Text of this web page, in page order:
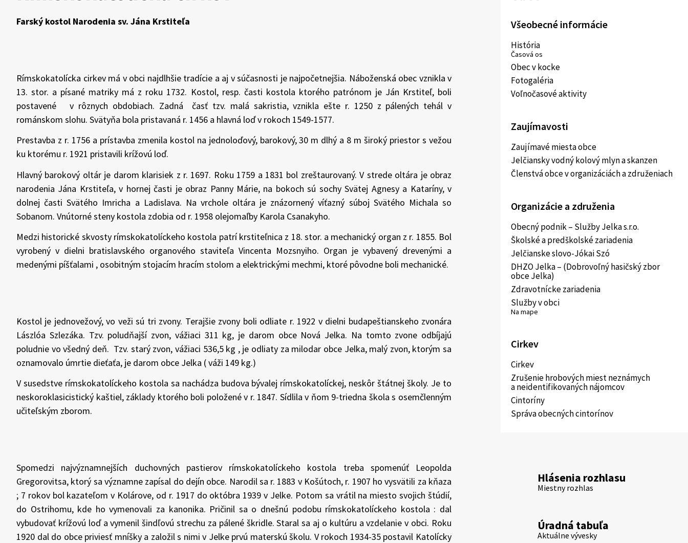
Farský kostol Narodenia sv. Jána Krstiteľa
Rímskokatolícka cirkev má v obci najdlhšie tradície a aj v súčasnosti je najpočetnejšia. Náboženská obec vznikla v
13. stor. a písané matriky má z roku 1732. Kostol, resp. časti kostola ktorého patrónom je Ján Krstiteľ, boli
postavené v rôznych obdobiach. Zadná časť tzv. malá sakristia, vznikla ešte r. 1250 z pálených tehál v
románskom slohu. Svätyňa bola pristavaná r. 1456 a hlavná loď v rokoch 1549-1577.
Prestavba z r. 1756 a prístavba zmenila kostol na jednoloďový, barokový, 30 m dlhý a 8 m široký priestor s vežou
ku ktorému r. 1921 pristavili krížovú loď.
Hlavný barokový oltár je darom klarisiek z r. 1697. Roku 1759 a 1831 bol zreštaurovaný. V strede oltára je obraz
narodenia Jána Krstiteľa, v hornej časti je obraz Panny Márie, na bokoch sú sochy Svätej Agnesy a Kataríny, v
dolnej časti Svätého Imricha a Ladislava. Na vrchole oltára je znázornený víťazný súboj Svätého Michala so
Sobanom. Vnútorné steny kostola zdobia od r. 1958 olejomaľby Karola Csanakyho.
Medzi historické skvosty rímskokatolíckeho kostola patrí krstiteľnica z 18. stor. a mechanický organ z r. 1855. Bol
vyrobený v dielni bratislavského organového staviteľa Vincenta Mozsnyiho. Organ je vybavený drevenými a
medenými píšťalami , osobitným stojacím hracím stolom a elektrickými mechmi, ktoré pôvodne boli mechanické.
Kostol je jednovežový, vo veži sú tri zvony. Terajšie zvony boli odliate r. 1922 v dielni budapeštianskeho zvonára
Lászlóa Szlezáka. Tzv. poludňajší zvon, vážiaci 311 kg, je darom obce Nová Jelka. Na tomto zvone odbíjajú
poludnie vo všedný deň. Tzv. starý zvon, vážiaci 536,5 kg , je odliaty za milodar obce Jelka, malý zvon, ktorým sa
oznamovalo úmrtie dieťaťa, je darom obce Jelka ( váži 149 kg.)
V susedstve rímskokatolíckeho kostola sa nachádza budova bývalej rímskokatolíckej, neskôr štátnej školy. Je to
neskoroklasicistický kaštiel, základy ktorého boli položené v r. 1847. Sídlila v ňom 9-triedna škola s osemčlenným
učiteľským zborom.
Spomedzi najvýznamnejších duchovných pastierov rímskokatolíckeho kostola treba spomenúť Leopolda
Gregorovitsa, ktorý sa významne zapísal do dejín obce. Narodil sa r. 1883 v Košútoch, r. 1907 ho vysvätili za kňaza
; 7 rokov bol kazateľom v Kolárove, od r. 1917 do októbra 1939 v Jelke. Potom sa vrátil na miesto svojich štúdií,
do Ostrihomu, kde ho vymenovali za kanonika. Pričinil sa o dnešnú podobu rímskokatolíckeho kostola : dal
vybudovať krížovú loď a vymenil šindľovú strechu za pálené škridle. Staral sa aj o kultúru a vzdelanie v obci. Roku
1920 dal do obce priviesť mníšky a založil s nimi v Jelke prvú materskú školu. V rokoch 1934-35 postavil Katolícky
Všeobecné informácie
História
Časová os
Obec v kocke
Fotogaléria
Voľnočasové aktivity
Zaujímavosti
Zaujímavé miesta obce
Jelčiansky vodný kolový mlyn a skanzen
Členstvá obce v organizáciách a združeniach
Organizácie a združenia
Obecný podnik – Služby Jelka s.r.o.
Školské a predškolské zariadenia
Jelčianske slovo-Jókai Szó
DHZO Jelka – (Dobrovoľný hasičský zbor
obce Jelka)
Zdravotnícke zariadenia
Služby v obci
Na mape
Cirkev
Cirkev
Zrušenie hrobových miest neznámych
a neidentifikovaných nájomcov
Cintoríny
Správa obecných cintorínov
Hlásenia rozhlasu
Miestny rozhlas
Úradná tabuľa
Aktuálne vývesky